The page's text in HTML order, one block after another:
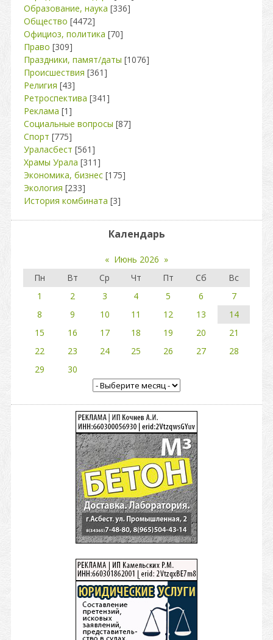
Образование, наука [336]
Общество [4472]
Официоз, политика [70]
Право [309]
Праздники, памят/даты [1076]
Происшествия [361]
Религия [43]
Ретроспектива [341]
Реклама [1]
Социальные вопросы [87]
Спорт [775]
Ураласбест [561]
Храмы Урала [311]
Экономика, бизнес [175]
Экология [233]
История комбината [3]
Календарь
« Июнь 2026 »
Пн
Вт Ср Чт Пт Сб
Вс
1
2 3 4 5 6
7
8
9 10 11 12 13
14
15
16 17 18 19 20
21
22
23 24 25 26 27
28
29
30